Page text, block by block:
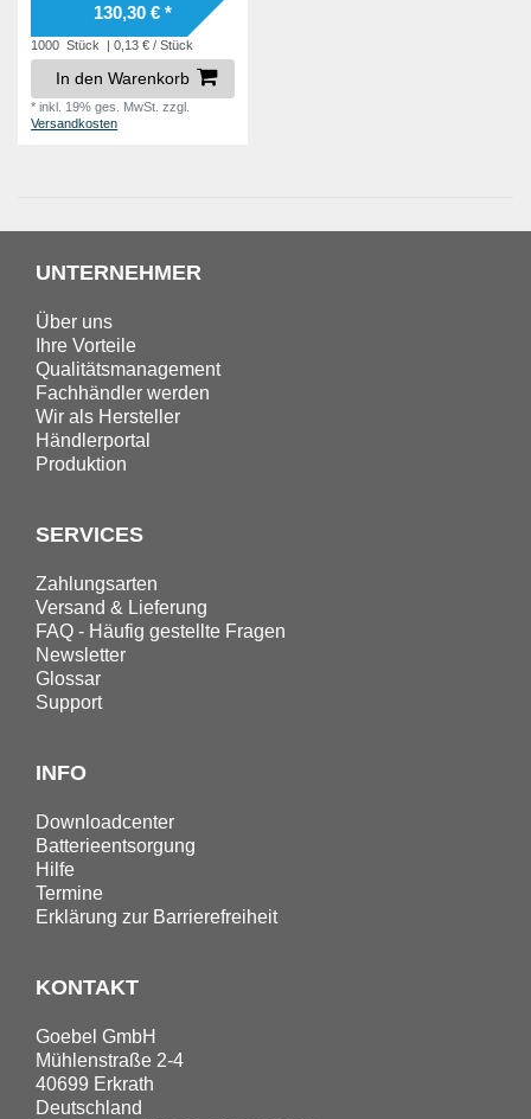
130,30 € *
1000 Stück | 0,13 € / Stück
In den Warenkorb
*inkl. 19% ges. MwSt. zzgl.
Versandkosten
UNTERNEHMER
Über uns
Ihre Vorteile
Qualitätsmanagement
Fachhändler werden
Wir als Hersteller
Händlerportal
Produktion
SERVICES
Zahlungsarten
Versand & Lieferung
FAQ - Häufig gestellte Fragen
Newsletter
Glossar
Support
INFO
Downloadcenter
Batterieentsorgung
Hilfe
Termine
Erklärung zur Barrierefreiheit
KONTAKT
Goebel GmbH
Mühlenstraße 2-4
40699 Erkrath
Deutschland